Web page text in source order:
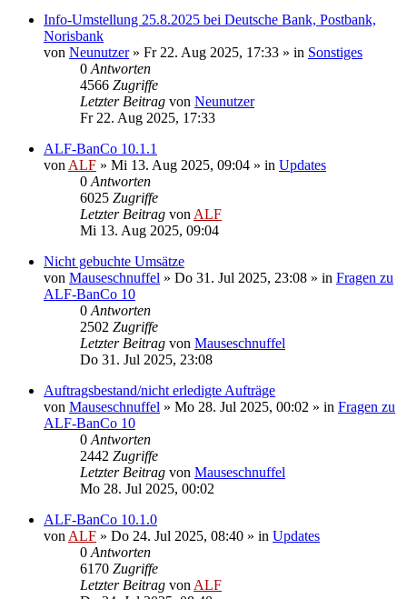
Info-Umstellung 25.8.2025 bei Deutsche Bank, Postbank,
Norisbank
von Neunutzer» Fr 22. Aug 2025, 17:33 » in Sonstiges
0 Antworten
4566 Zugriffe
Letzter Beitrag von Neunutzer
Fr 22. Aug 2025, 17:33
ALF-BanCo 10.1.1
von ALF » Mi 13. Aug 2025, 09:04 » in Updates
0 Antworten
6025 Zugriffe
Letzter Beitrag von ALF
Mi 13. Aug 2025, 09:04
Nicht gebuchte Umsätze
von Mauseschnuffel » Do 31. Jul 2025, 23:08 » in Fragen zu
ALF-BanCo 10
0 Antworten
2502 Zugriffe
Letzter Beitrag von Mauseschnuffel
Do 31. Jul 2025, 23:08
Auftragsbestand/nicht erledigte Aufträge
von Mauseschnuffel » Mo 28. Jul 2025, 00:02 » in Fragen zu
ALF-BanCo 10
0 Antworten
2442 Zugriffe
Letzter Beitrag von Mauseschnuffel
Mo 28. Jul 2025, 00:02
ALF-BanCo 10.1.0
von ALF » Do 24. Jul 2025, 08:40 » in Updates
0 Antworten
6170 Zugriffe
Letzter Beitrag von ALF